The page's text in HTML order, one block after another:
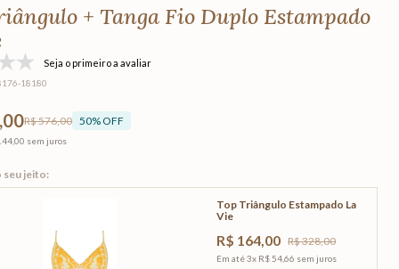
+ Tanga Fio Duplo Estampado
Seja o primeiro a avaliar
18180
R$ 576,00 50% OFF
sem juros
Top Triângulo Estampado La
Vie
R$ 164,00 R$328,00
Em até3x R$ 54,66 sem juros